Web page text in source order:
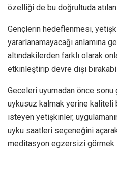
özelliği de bu doğrultuda
Gençlerin hedeflenmesi,
yararlanamayacağı anlamına
altındakilerden farklı olarak
etkinleştirip devre dışı
Geceleri uyumadan önce sonu
uykusuz kalmak yerine kaliteli
isteyen yetişkinler,
uyku saatleri seçeneğini
meditasyon egzersizi